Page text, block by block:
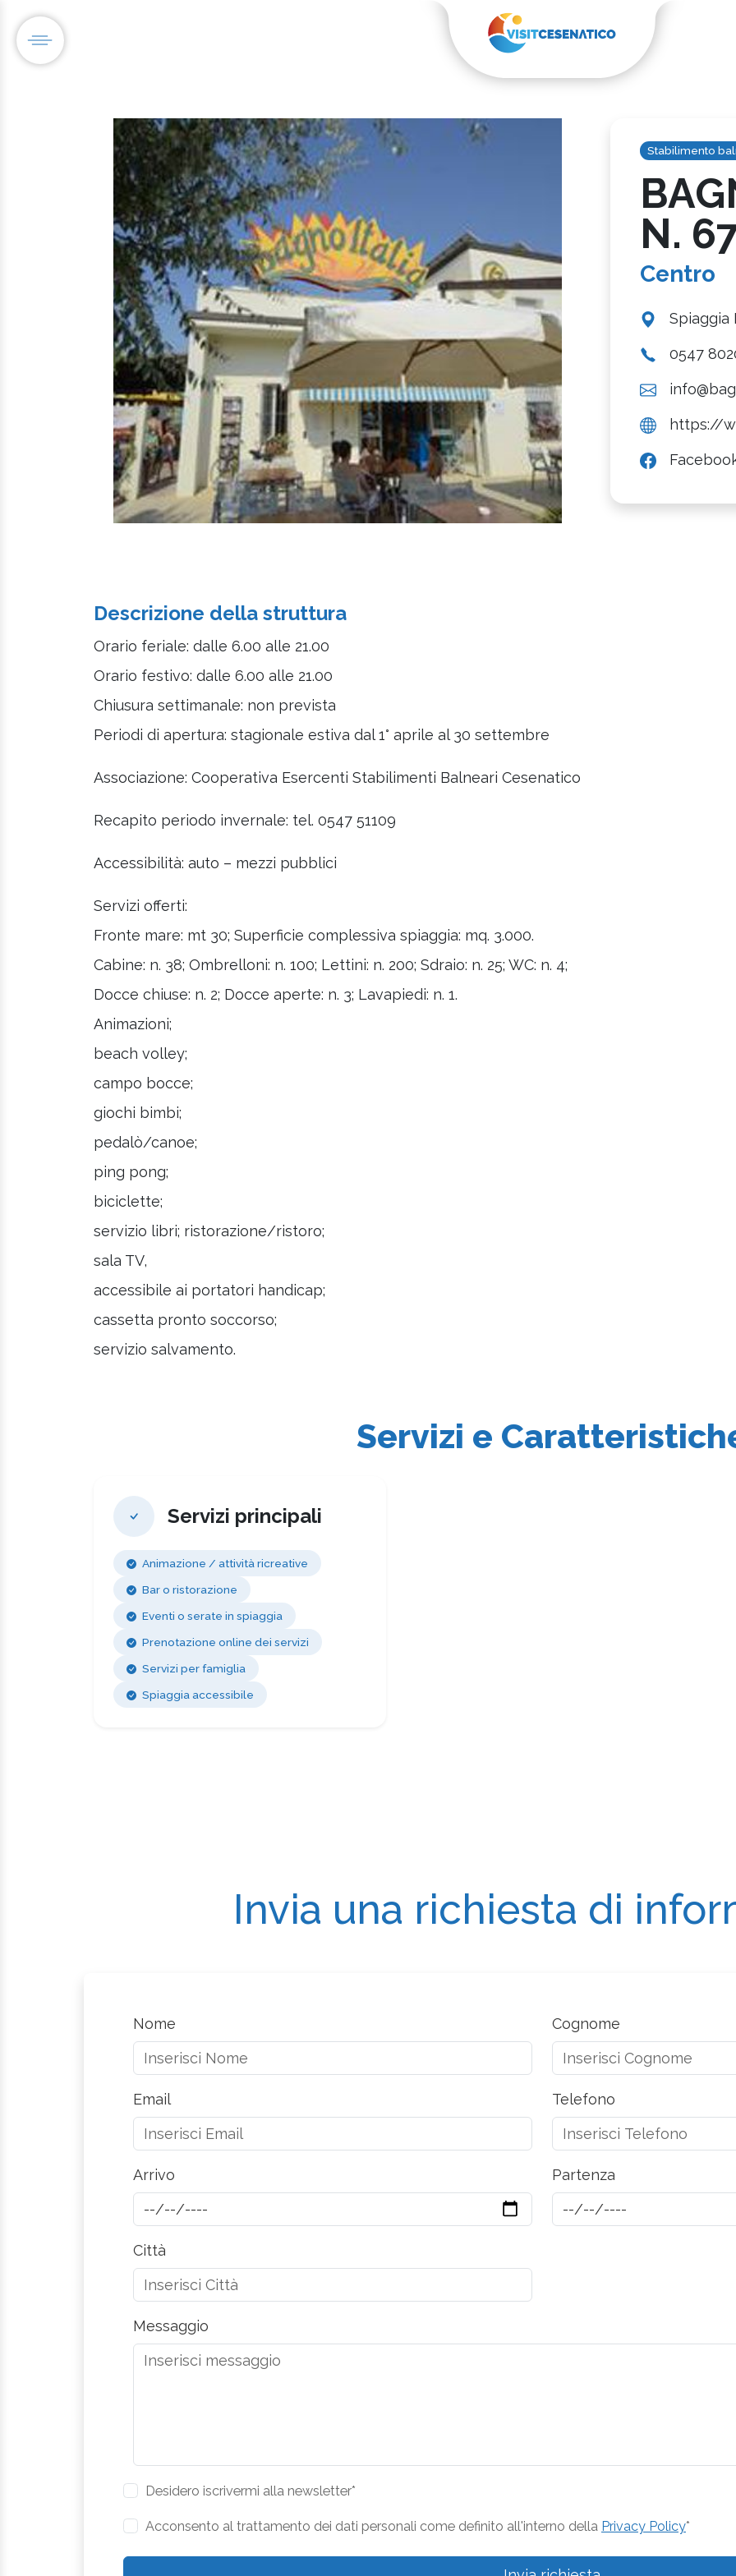
Stabilimento
N.
Centro
Spiaggia
0547
https://
Descrizione della struttura
Orario feriale: dalle 6.00 alle 21.00
Orario festivo: dalle 6.00 alle 21.00
Chiusura settimanale: non prevista
Periodi di apertura: stagionale estiva dal 1° aprile al 30 settembre
Associazione: Cooperativa Esercenti Stabilimenti Balneari Cesenatico
Recapito periodo invernale: tel. 0547 51109
Accessibilità: auto – mezzi pubblici
Servizi offerti:
Fronte mare: mt 30; Superficie complessiva spiaggia: mq. 3.000.
Cabine: n. 38; Ombrelloni: n. 100; Lettini: n. 200; Sdraio: n. 25; WC: n. 4;
Docce chiuse: n. 2; Docce aperte: n. 3; Lavapiedi: n. 1.
Animazioni;
beach volley;
campo bocce;
giochi bimbi;
pedalò/canoe;
ping pong;
biciclette;
servizio libri; ristorazione/ristoro;
sala TV,
accessibile ai portatori handicap;
cassetta pronto soccorso;
servizio salvamento.
Servizi e
Servizi principali
Animazione / attività ricreative
Bar o ristorazione
Eventi o serate in spiaggia
Prenotazione online dei servizi
Servizi per famiglia
Spiaggia accessibile
Invia una richiesta di
Nome Cognome
Email Telefono
Arrivo Partenza
Città
Messaggio
Desidero iscrivermi alla newsletter*
Acconsento al trattamento dei dati personali come definito all'interno della Privacy Policy*